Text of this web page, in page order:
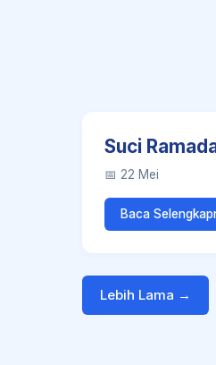
Suci
📅 22 Mei
Baca
Lebih Lama →